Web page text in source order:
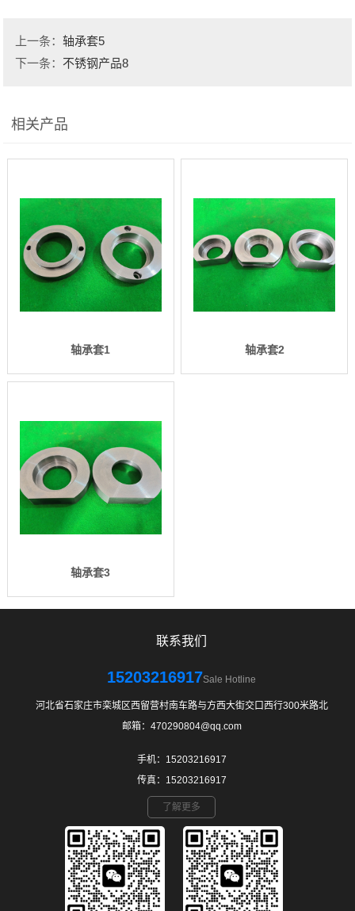
上一条：轴承套5
下一条： 不锈钢产品8
相关产品
轴承套1 轴承套2
轴承套3
联系我们
15203216917Sale Hotline
河北省石家庄市栾城区西留营村南车路与方西大街交口西行300米路北
邮箱：470290804@qq.com
手机：15203216917
传真：15203216917
了解更多